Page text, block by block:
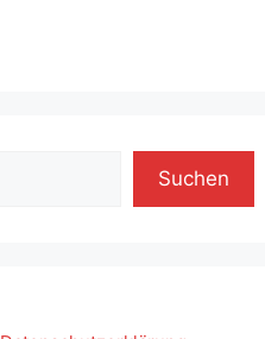
Suchen